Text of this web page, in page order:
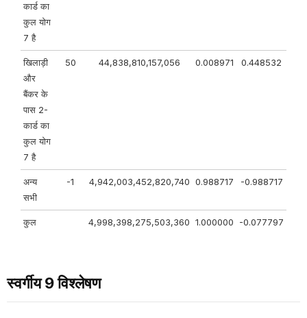
कार्ड का
कुल योग
7 है
खिलाड़ी
और
बैंकर के
पास 2-
कार्ड का
कुल योग
7 है
50 44,838,810,157,056 0.008971 0.448532
अन्य
सभी
-1 4,942,003,452,820,740 0.988717 -0.988717
कुल 4,998,398,275,503,360 1.000000 -0.077797
स्वर्गीय 9 विश्लेषण